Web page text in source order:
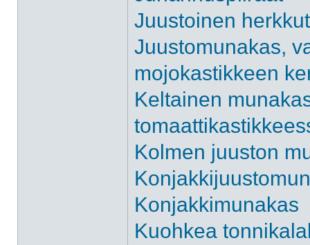
Juustoinen
Juustomunakas,
mojokastikkeen
Keltainen
Kolmen juuston
Konjakkimunakas
Kuohkea